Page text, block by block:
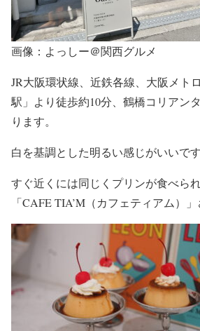
画像：よっしー＠関西グルメ
JR大阪環状線、近鉄各線、大阪メト
駅」より徒歩約10分、鶴橋コリアン
ります。
白を基調とした明るい感じがいいです
すぐ近くには同じくプリンが食べら
「CAFE TIA’M（カフェティアム）